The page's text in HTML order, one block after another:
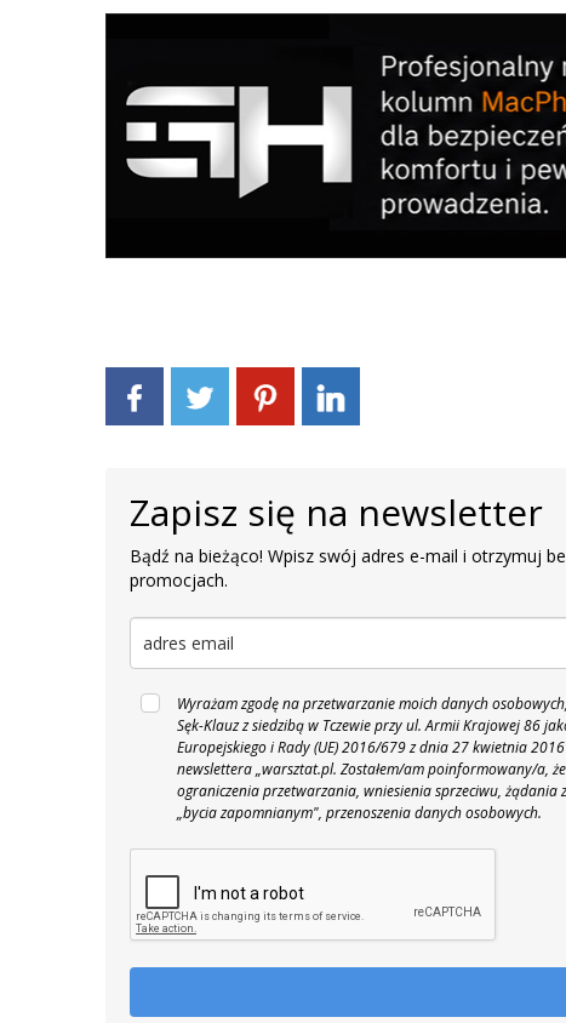
Zapisz się na newsletter
Bądź na bieżąco! Wpisz swój adres e-mail i otrzymuj
promocjach.
Wyrażam zgodę na przetwarzanie moich danych
Sęk-Klauz z siedzibą w Tczewie przy ul. Armii Krajowej 86
Europejskiego i Rady (UE) 2016/679 z dnia 27 kwietnia
newslettera „warsztat.pl. Zostałem/am poinformowany/a,
ograniczenia przetwarzania, wniesienia sprzeciwu,
„bycia zapomnianym", przenoszenia danych osobowych.